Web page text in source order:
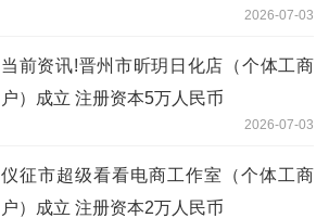
2026-07-03
当前资讯!晋州市昕玥日化店（个体工商
户）成立 注册资本5万人民币
2026-07-03
仪征市超级看看电商工作室（个体工商
户）成立 注册资本2万人民币